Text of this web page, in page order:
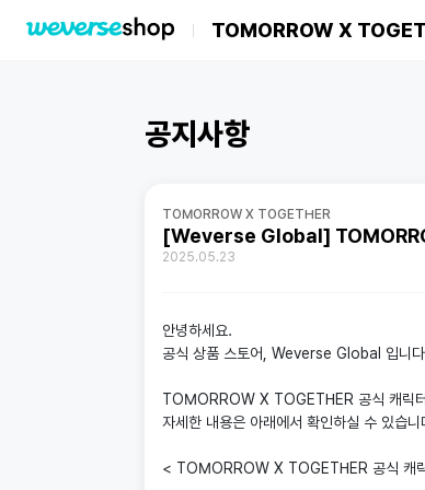
TOMORROW X
공지사항
TOMORROW X TOGETHER
[Weverse Global]
2025.05.23
안녕하세요.
공식 상품 스토어, Weverse Global 입니
TOMORROW X TOGETHER 공식 캐릭
자세한 내용은 아래에서 확인하실 수 있습니
< TOMORROW X TOGETHER 공식 캐